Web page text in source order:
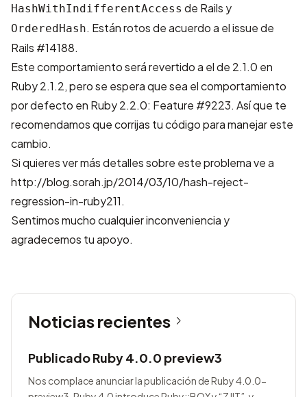
HashWithIndifferentAccess de Rails y
OrderedHash. Están rotos de acuerdo a elissue de
Rails #14188.
Este comportamiento será revertido a el de 2.1.0 en
Ruby 2.1.2, pero se espera que sea el comportamiento
por defecto en Ruby 2.2.0: Feature #9223. Así que te
recomendamos que corrijas tu código para manejar este
cambio.
Si quieres ver más detalles sobre este problema ve a
http://blog.sorah.jp/2014/03/10/hash-reject-
regression-in-ruby211.
Sentimos mucho cualquier inconveniencia y
agradecemos tu apoyo.
Noticias recientes
Publicado Ruby 4.0.0 preview3
Nos complace anunciar la publicación de Ruby 4.0.0-